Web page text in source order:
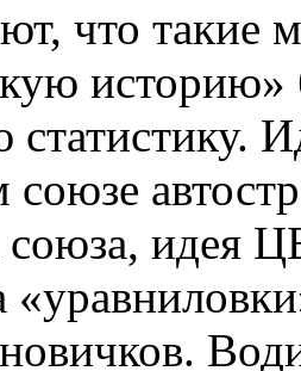
что такие
историю»
статистику.
союзе
союза, идея